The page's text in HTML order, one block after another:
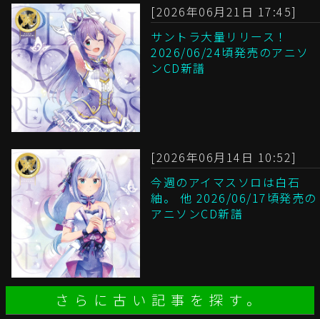
[2026年06月21日 17:45]
サントラ大量リリース！
2026/06/24頃発売のアニソ
ンCD新譜
[2026年06月14日 10:52]
今週のアイマスソロは白石
紬。 他 2026/06/17頃発売の
アニソンCD新譜
さらに古い記事を探す。